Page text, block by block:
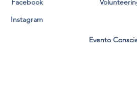
Facebook
Instagram
Evento